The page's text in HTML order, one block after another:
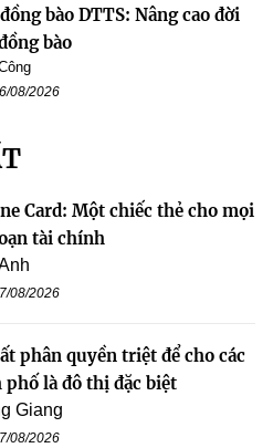
bào DTTS: Nâng cao đời
bào
08/2026
Card: Một chiếc thẻ cho mọi
tài chính
08/2026
phân quyền triệt để cho các
phố là đô thị đặc biệt
Giang
08/2026